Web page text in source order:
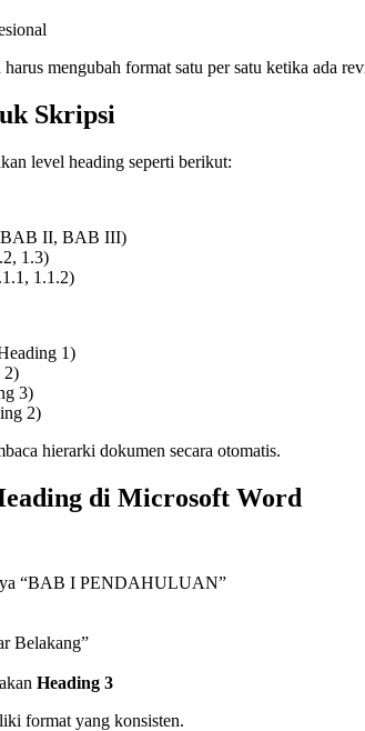
mengubah format satu per satu ketika ada
Skripsi
level heading seperti berikut:
II, BAB III)
1.3)
1.1.2)
1)
2)
3)
2)
hierarki dokumen secara otomatis.
di Microsoft Word
“BAB I PENDAHULUAN”
Belakang”
Heading 3
format yang konsisten.